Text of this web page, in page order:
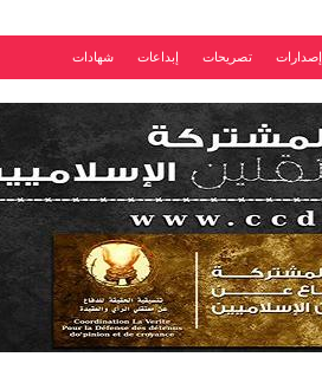
إصدارات تصريحات إبداعات شهادات